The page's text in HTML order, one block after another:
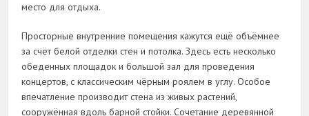
место для отдыха.
Просторные внутренние помещения кажутся ещё объёмнее
за счёт белой отделки стен и потолка. Здесь есть несколько
обеденных площадок и большой зал для проведения
концертов, с классическим чёрным роялем в углу. Особое
впечатление производит стена из живых растений,
сооружённая вдоль барной стойки. Сочетание деревянной